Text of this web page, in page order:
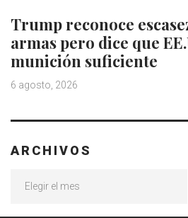
Trump reconoce
armas pero dice que
munición suficiente
6 agosto, 2026
ARCHIVOS